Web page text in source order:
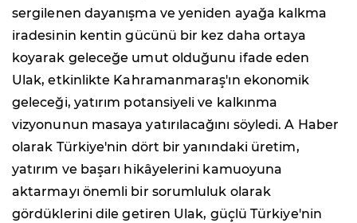
sergilenen dayanışma ve yeniden ayağa kalkma
iradesinin kentin gücünü bir kez daha ortaya
koyarak geleceğe umut olduğunu ifade eden
Ulak, etkinlikte Kahramanmaraş'ın ekonomik
geleceği, yatırım potansiyeli ve kalkınma
vizyonunun masaya yatırılacağını söyledi. A Haber
olarak Türkiye'nin dört bir yanındaki üretim,
yatırım ve başarı hikâyelerini kamuoyuna
aktarmayı önemli bir sorumluluk olarak
gördüklerini dile getiren Ulak, güçlü Türkiye'nin